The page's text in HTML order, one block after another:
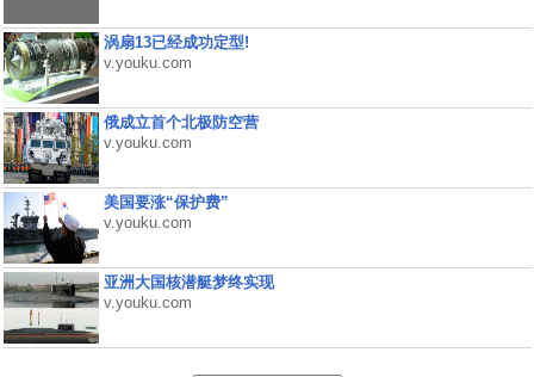
涡扇13已经成功定型!
v.youku.com
俄成立首个北极防空营
v.youku.com
美国要涨“保护费”
v.youku.com
亚洲大国核潜艇梦终实现
v.youku.com